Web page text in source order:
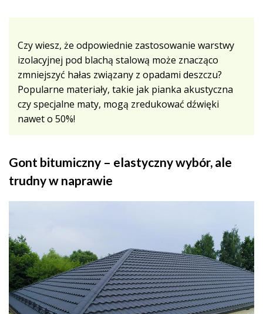
Czy wiesz, że odpowiednie zastosowanie warstwy
izolacyjnej pod blachą stalową może znacząco
zmniejszyć hałas związany z opadami deszczu?
Popularne materiały, takie jak pianka akustyczna
czy specjalne maty, mogą zredukować dźwięki
nawet o 50%!
Gont bitumiczny – elastyczny wybór, ale
trudny w naprawie